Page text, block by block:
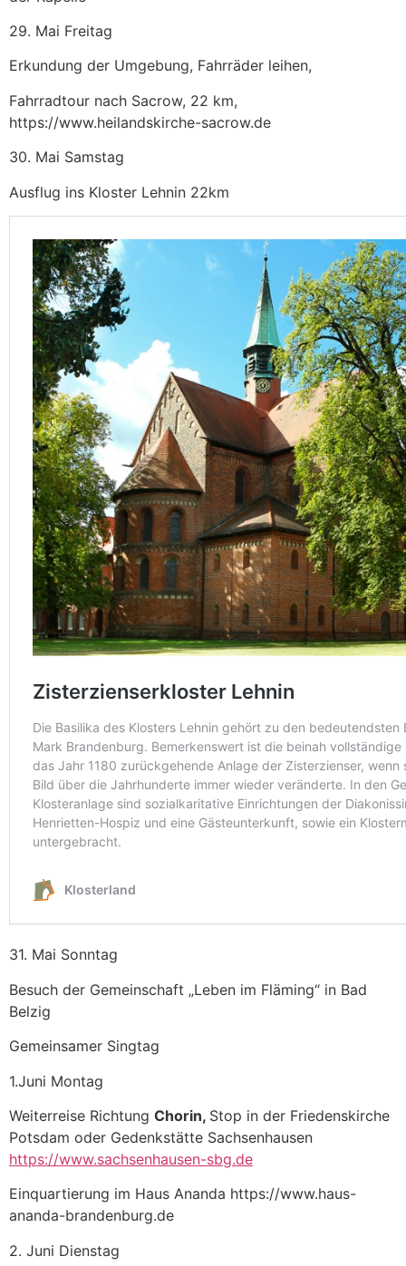
29. Mai Freitag
Erkundung der Umgebung, Fahrräder leihen,
Fahrradtour nach Sacrow, 22 km,
https://www.heilandskirche-sacrow.de
30. Mai Samstag
Ausflug ins Kloster Lehnin 22km
31. Mai Sonntag
Besuch der Gemeinschaft „Leben im Fläming“ in Bad
Belzig
Gemeinsamer Singtag
1.Juni Montag
Weiterreise Richtung Chorin, Stop in der Friedenskirche
Potsdam oder Gedenkstätte Sachsenhausen
https://www.sachsenhausen-sbg.de
Einquartierung im Haus Ananda https://www.haus-
ananda-brandenburg.de
2. Juni Dienstag